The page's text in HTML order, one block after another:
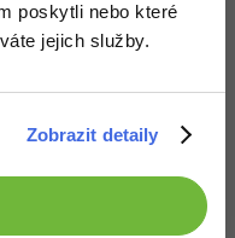
poskytli nebo které
jejich služby.
Zobrazit detaily
přispívat pouze
do diskuze se